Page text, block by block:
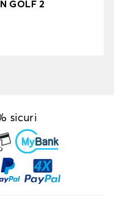
GOLF 2
sicuri